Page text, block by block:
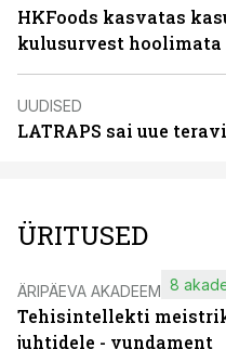
HKFoods kasvatas
kulusurvest hoolimata
UUDISED
LATRAPS sai uue
ÜRITUSED
ÄRIPÄEVA AKADEEMIA
Tehisintellekti
juhtidele - vundament
8